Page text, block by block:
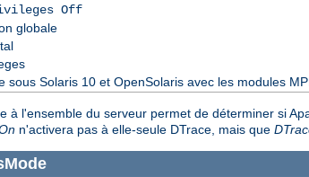
Off
globale
sous Solaris 10 et OpenSolaris avec les modules
à l'ensemble du serveur permet de déterminer si
n'activera pas à elle-seule DTrace, mais que